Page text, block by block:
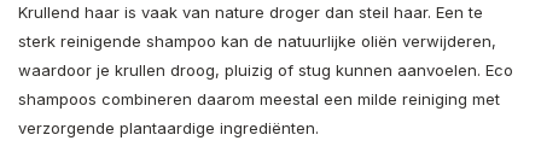
Krullend haar is vaak van nature droger dan steil haar. Een te
sterk reinigende shampoo kan de natuurlijke oliën verwijderen,
waardoor je krullen droog, pluizig of stug kunnen aanvoelen. Eco
shampoos combineren daarom meestal een milde reiniging met
verzorgende plantaardige ingrediënten.